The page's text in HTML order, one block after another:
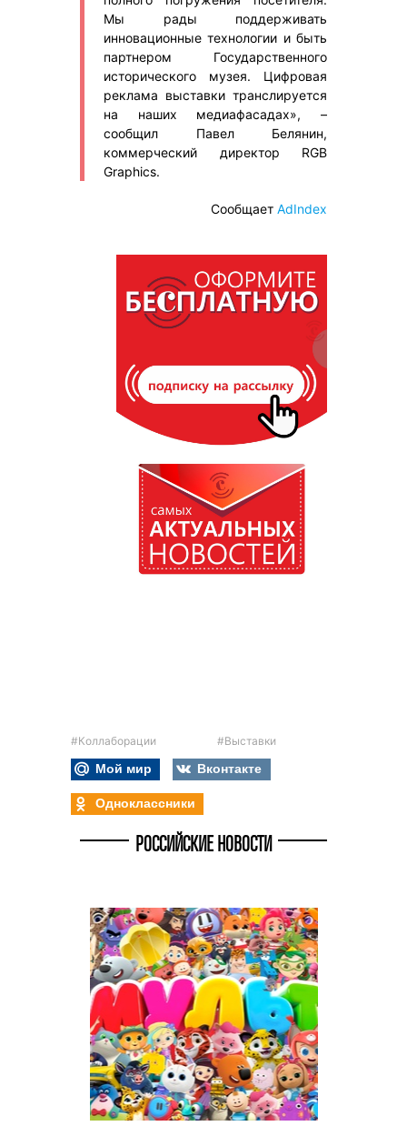
Мы рады поддерживать
инновационные технологии и быть
партнером Государственного
исторического музея. Цифровая
реклама выставки транслируется
на наших медиафасадах», –
сообщил Павел Белянин,
коммерческий директор RGB
Graphics.
Сообщает AdIndex
#Коллаборации #Выставки
Мой мир
Вконтакте
Одноклассники
РОССИЙСКИЕ НОВОСТИ